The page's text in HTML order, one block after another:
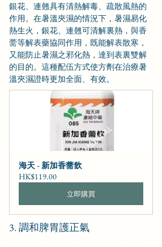
銀花、連翹具有清熱解毒、疏散風熱的
作用。在暑溫夾濕的情況下，暑濕易化
熱生火，銀花、連翹可清解裏熱，與香
薷等解表藥協同作用，既能解表散寒，
又能防止暑濕之邪化熱，達到表裏雙解
的目的。這種配伍方式使方劑在治療暑
溫夾濕證時更加全面、有效。
海天 - 新加香薷飲
HK$119.00
立即購買
3. 調和脾胃護正氣